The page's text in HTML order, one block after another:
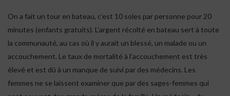
On a fait un tour en bateau, c’est 10 soles par personne pour 20
minutes (enfants gratuits). L’argent récolté en bateau sert à toute
la communauté, au cas où il y aurait un blessé, un malade ou un
accouchement. Le taux de mortalité à l’accouchement est très
élevé et est dû à un manque de suivi par des médecins. Les
femmes ne se laissent examiner que par des sages-femmes qui